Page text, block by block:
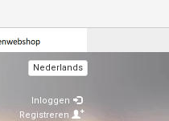
Nederlands
Inloggen
Registreren